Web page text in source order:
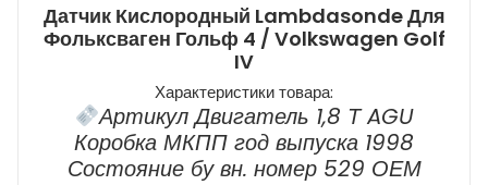
Датчик Кислородный Lambdasonde Для
Фольксваген Гольф 4 / Volkswagen Golf
IV
Характеристики товара:
Артикул Двигатель 1,8 Т AGU
Коробка МКПП год выпуска 1998
Состояние бу вн. номер 529 ОЕМ